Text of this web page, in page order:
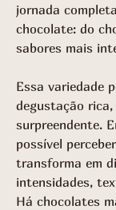
jornada
chocolate: do
sabores mais
Essa variedade
degustação
surpreendente.
possível
transforma em
intensidades,
Há chocolates